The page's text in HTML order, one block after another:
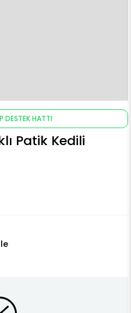
DESTEK HATTI
Patik Kedili